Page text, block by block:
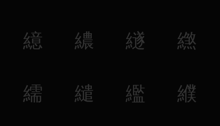
繶 繷 繸 繺
繻 繾 繿 纀